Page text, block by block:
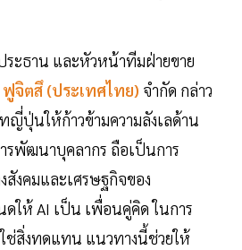
ระธาน และหัวหน้าทีมฝ่ายขาย
ฟูจิตสึ (ประเทศไทย) จำกัด กล่าว
ปุ่นให้ก้าวข้ามความลังเลด้าน
รพัฒนาบุคลากร ถือเป็นการ
งคมและเศรษฐกิจของ
ให้ AI เป็น เพื่อนคู่คิด ในการ
ช่สิ่งทดแทน แนวทางนี้ช่วยให้